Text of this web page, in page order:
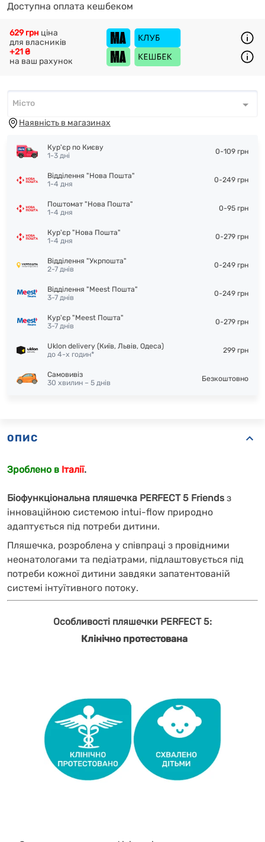
Доступна оплата кешбеком
+21 ₴
на ваш рахунок
629 грн ціна
для власників
Місто*
Місто
Наявність в магазинах
Кур'єр по Києву
1-3 дні
0-109 грн
Відділення "Нова Пошта"
1-4 дня
0-249 грн
Поштомат "Нова Пошта"
1-4 дня
0-95 грн
Кур'єр "Нова Пошта"
1-4 дня
0-279 грн
Відділення "Укрпошта"
2-7 днів
0-249 грн
Відділення "Meest Пошта"
3-7 днів
0-249 грн
Кур'єр "Meest Пошта"
3-7 днів
0-279 грн
Uklon delivery (Київ, Львів, Одеса)
до 4-х годин*
299 грн
Самовивіз
30 хвилин – 5 днів
Безкоштовно
ОПИС
Зроблено в Італії.
Біофункціональна пляшечка PERFECT 5 Friends з
інноваційною системою intui-flow природно
адаптується під потреби дитини.
Пляшечка, розроблена у співпраці з провідними
неонатологами та педіатрами, підлаштовується під
потреби кожної дитини завдяки запатентованій
системі інтуїтивного потоку.
Особливості пляшечки PERFECT 5:
Клінічно протестована